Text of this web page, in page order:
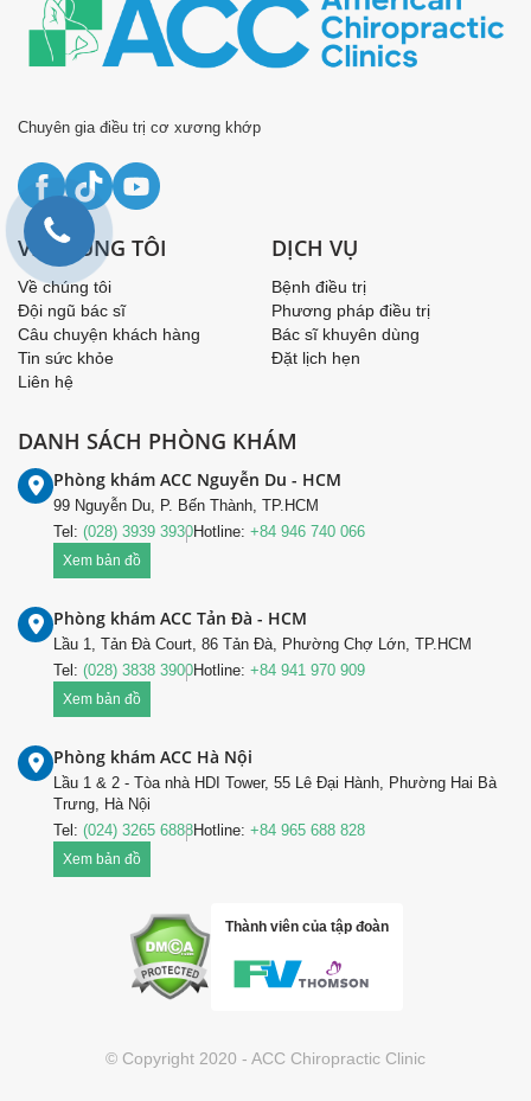
Chuyên gia điều trị cơ xương khớp
DANH SÁCH PHÒNG KHÁM
Phòng khám ACC Nguyễn Du - HCM
99 Nguyễn Du, P. Bến Thành, TP.HCM
Tel: (028) 3939 3930Hotline: +84 946 740 066
Xem bản đồ
Phòng khám ACC Tản Đà - HCM
Lầu 1, Tản Đà Court, 86 Tản Đà, Phường Chợ Lớn, TP.HCM
Tel: (028) 3838 3900Hotline: +84 941 970 909
Xem bản đồ
Phòng khám ACC Hà Nội
Lầu 1 & 2 - Tòa nhà HDI Tower, 55 Lê Đại Hành, Phường Hai Bà
Trưng, Hà Nội
Tel: (024) 3265 6888Hotline: +84 965 688 828
Xem bản đồ
VỀ CHÚNG TÔI
Về chúng tôi
Đội ngũ bác sĩ
Câu chuyện khách hàng
Tin sức khỏe
Liên hệ
DỊCH VỤ
Bệnh điều trị
Phương pháp điều trị
Bác sĩ khuyên dùng
Đặt lịch hẹn
Thành viên của tập đoàn
© Copyright 2020 - ACC Chiropractic Clinic